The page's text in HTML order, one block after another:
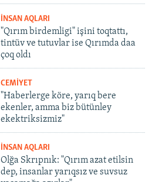
İNSAN AQLARI
"Qırım birdemligi" işini toqtattı,
tintüv ve tutuvlar ise Qırımda daa
çoq oldı
CEMİYET
"Haberlerge köre, yarıq bere
ekenler, amma biz bütünley
ekektriksizmiz"
İNSAN AQLARI
Olğa Skrıpnık: "Qırım azat etilsin
dep, insanlar yarıqsız ve suvsuz